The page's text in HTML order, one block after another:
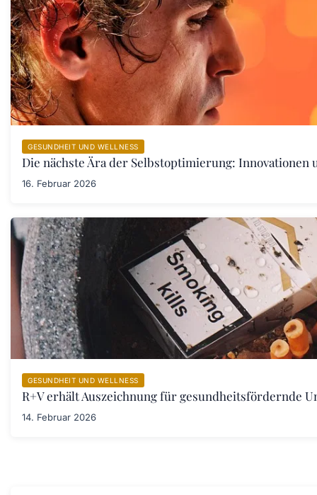
GESUNDHEIT UND WELLNESS
Die nächste Ära der Selbstoptimierung:
16. Februar 2026
GESUNDHEIT UND WELLNESS
R+V erhält Auszeichnung für gesundheitsfördernde
14. Februar 2026